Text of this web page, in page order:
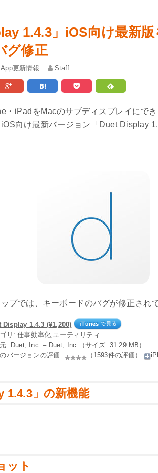
1.4.3」iOS向け最新
グ修正
App更新情報 Staff
・iPadをMacのサブディスプレイにでき
向け最新バージョン「Duet Display
プでは、キーボードのバグが修正され
Display 1.4.3 (¥1,200)
リ: 仕事効率化,ユーティリティ
: Duet, Inc. – Duet, Inc.（サイズ: 31.29 MB）
バージョンの評価:
（1593件の評価）
1.4.3」の新機能
ット